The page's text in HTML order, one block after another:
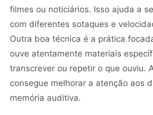
filmes ou noticiários. Isso ajuda a
com diferentes sotaques e
Outra boa técnica é a prática
ouve atentamente materiais
transcrever ou repetir o que ouviu.
consegue melhorar a atenção aos
memória auditiva.